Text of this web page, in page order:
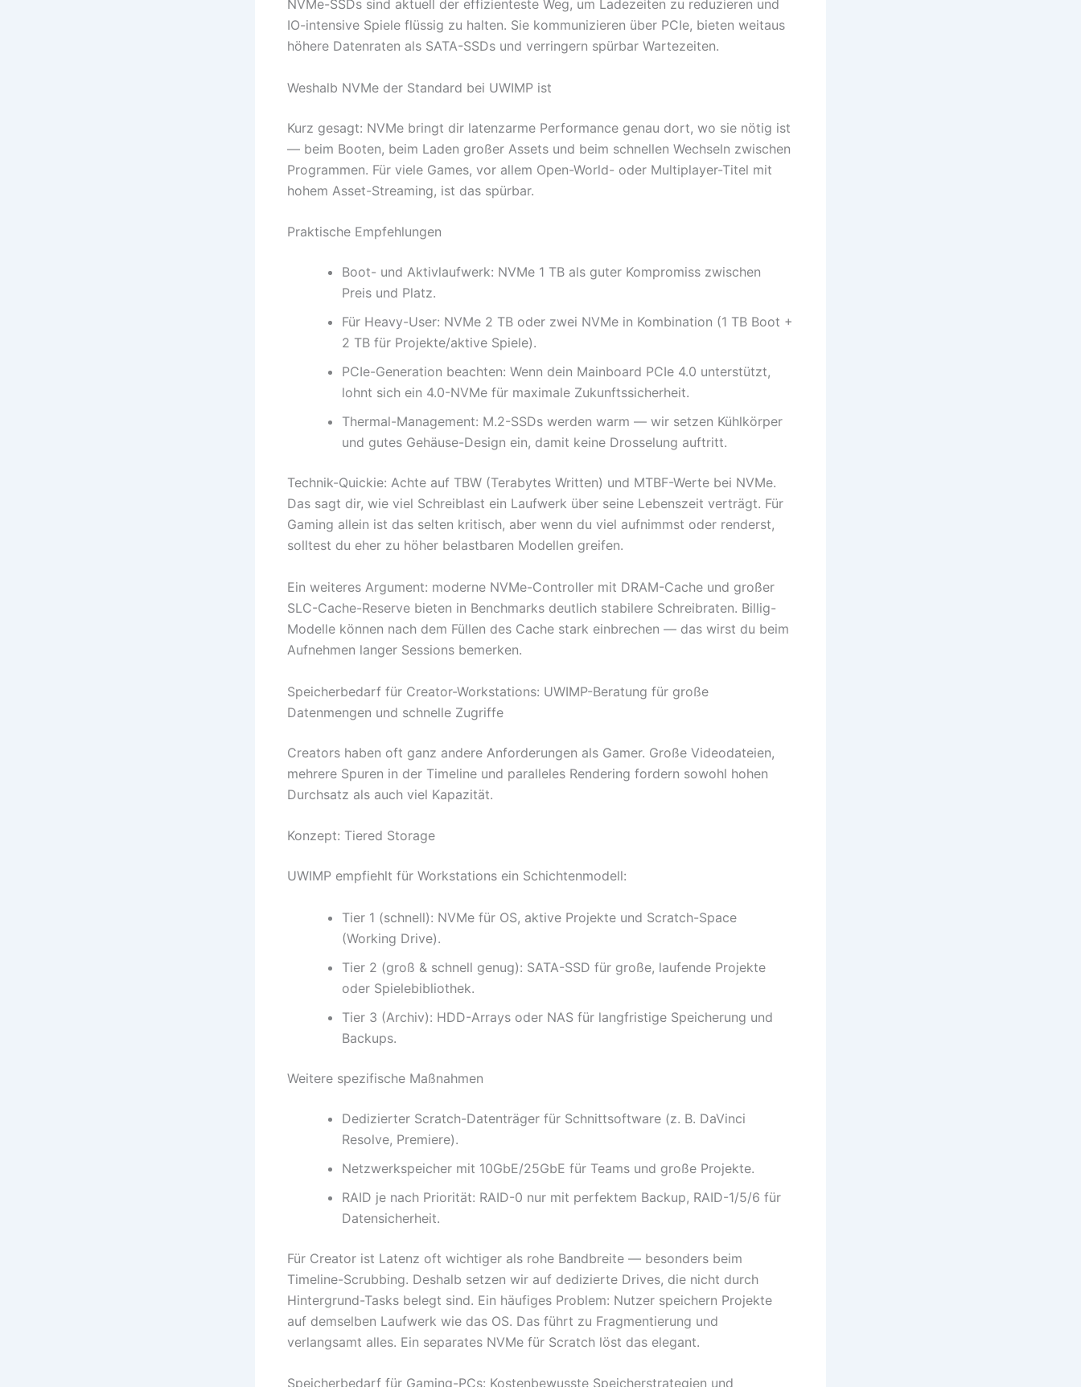
NVMe-SSDs sind aktuell der effizienteste Weg, um Ladezeiten zu reduzieren und
IO-intensive Spiele flüssig zu halten. Sie kommunizieren über PCIe, bieten weitaus
höhere Datenraten als SATA-SSDs und verringern spürbar Wartezeiten.
Weshalb NVMe der Standard bei UWIMP ist
Kurz gesagt: NVMe bringt dir latenzarme Performance genau dort, wo sie nötig ist
— beim Booten, beim Laden großer Assets und beim schnellen Wechseln zwischen
Programmen. Für viele Games, vor allem Open-World- oder Multiplayer-Titel mit
hohem Asset-Streaming, ist das spürbar.
Praktische Empfehlungen
Boot- und Aktivlaufwerk: NVMe 1 TB als guter Kompromiss zwischen
Preis und Platz.
Für Heavy-User: NVMe 2 TB oder zwei NVMe in Kombination (1 TB Boot +
2 TB für Projekte/aktive Spiele).
PCIe-Generation beachten: Wenn dein Mainboard PCIe 4.0 unterstützt,
lohnt sich ein 4.0-NVMe für maximale Zukunftssicherheit.
Thermal-Management: M.2-SSDs werden warm — wir setzen Kühlkörper
und gutes Gehäuse-Design ein, damit keine Drosselung auftritt.
Technik-Quickie: Achte auf TBW (Terabytes Written) und MTBF-Werte bei NVMe.
Das sagt dir, wie viel Schreiblast ein Laufwerk über seine Lebenszeit verträgt. Für
Gaming allein ist das selten kritisch, aber wenn du viel aufnimmst oder renderst,
solltest du eher zu höher belastbaren Modellen greifen.
Ein weiteres Argument: moderne NVMe-Controller mit DRAM-Cache und großer
SLC-Cache-Reserve bieten in Benchmarks deutlich stabilere Schreibraten. Billig-
Modelle können nach dem Füllen des Cache stark einbrechen — das wirst du beim
Aufnehmen langer Sessions bemerken.
Speicherbedarf für Creator-Workstations: UWIMP-Beratung für große
Datenmengen und schnelle Zugriffe
Creators haben oft ganz andere Anforderungen als Gamer. Große Videodateien,
mehrere Spuren in der Timeline und paralleles Rendering fordern sowohl hohen
Durchsatz als auch viel Kapazität.
Konzept: Tiered Storage
UWIMP empfiehlt für Workstations ein Schichtenmodell:
Tier 1 (schnell): NVMe für OS, aktive Projekte und Scratch-Space
(Working Drive).
Tier 2 (groß & schnell genug): SATA-SSD für große, laufende Projekte
oder Spielebibliothek.
Tier 3 (Archiv): HDD-Arrays oder NAS für langfristige Speicherung und
Backups.
Weitere spezifische Maßnahmen
Dedizierter Scratch-Datenträger für Schnittsoftware (z. B. DaVinci
Resolve, Premiere).
Netzwerkspeicher mit 10GbE/25GbE für Teams und große Projekte.
RAID je nach Priorität: RAID-0 nur mit perfektem Backup, RAID-1/5/6 für
Datensicherheit.
Für Creator ist Latenz oft wichtiger als rohe Bandbreite — besonders beim
Timeline-Scrubbing. Deshalb setzen wir auf dedizierte Drives, die nicht durch
Hintergrund-Tasks belegt sind. Ein häufiges Problem: Nutzer speichern Projekte
auf demselben Laufwerk wie das OS. Das führt zu Fragmentierung und
verlangsamt alles. Ein separates NVMe für Scratch löst das elegant.
Speicherbedarf für Gaming-PCs: Kostenbewusste Speicherstrategien und